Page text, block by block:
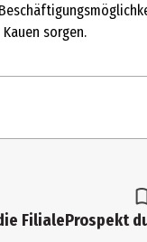
sorgen.
FilialeProspekt